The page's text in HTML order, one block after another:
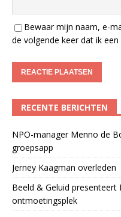
Bewaar mijn naam, e-
de volgende keer dat ik
RECENTE BERICHTEN
NPO-manager Menno de
groepsapp
Jerney Kaagman overleden
Beeld & Geluid presenteert
ontmoetingsplek